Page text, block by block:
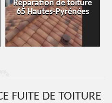
Réparation de toiture
65 Hautes-Pyrénées
FUITE DE TOITURE